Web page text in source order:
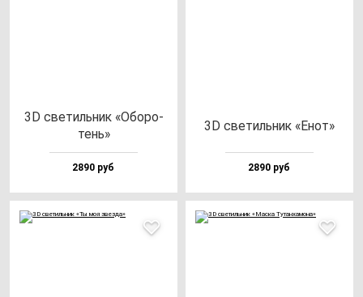
3D све­тиль­ник «Обо­ро­
тень»
2890 руб
3D све­тиль­ник «Енот»
2890 руб